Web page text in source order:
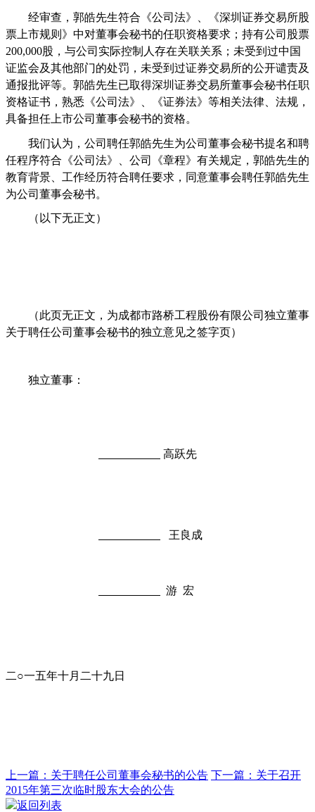
经审查，郭皓先生符合《公司法》、《深圳证券交易所股
票上市规则》中对董事会秘书的任职资格要求；持有公司股票
200,000股，与公司实际控制人存在关联关系；未受到过中国
证监会及其他部门的处罚，未受到过证券交易所的公开谴责及
通报批评等。郭皓先生已取得深圳证券交易所董事会秘书任职
资格证书，熟悉《公司法》、《证券法》等相关法律、法规，
具备担任上市公司董事会秘书的资格。
我们认为，公司聘任郭皓先生为公司董事会秘书提名和聘
任程序符合《公司法》、公司《章程》有关规定，郭皓先生的
教育背景、工作经历符合聘任要求，同意董事会聘任郭皓先生
为公司董事会秘书。
（以下无正文）
（此页无正文，为成都市路桥工程股份有限公司独立董事
关于聘任公司董事会秘书的独立意见之签字页）
独立董事：
高跃先
王良成
游 宏
二○一五年十月二十九日
上一篇：关于聘任公司董事会秘书的公告 下一篇：关于召开
2015年第三次临时股东大会的公告
返回列表